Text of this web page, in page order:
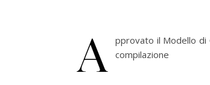
A
pprovato il Modello di
compilazione